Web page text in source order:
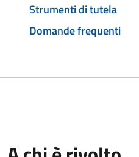
Strumenti di tutela
Domande frequenti